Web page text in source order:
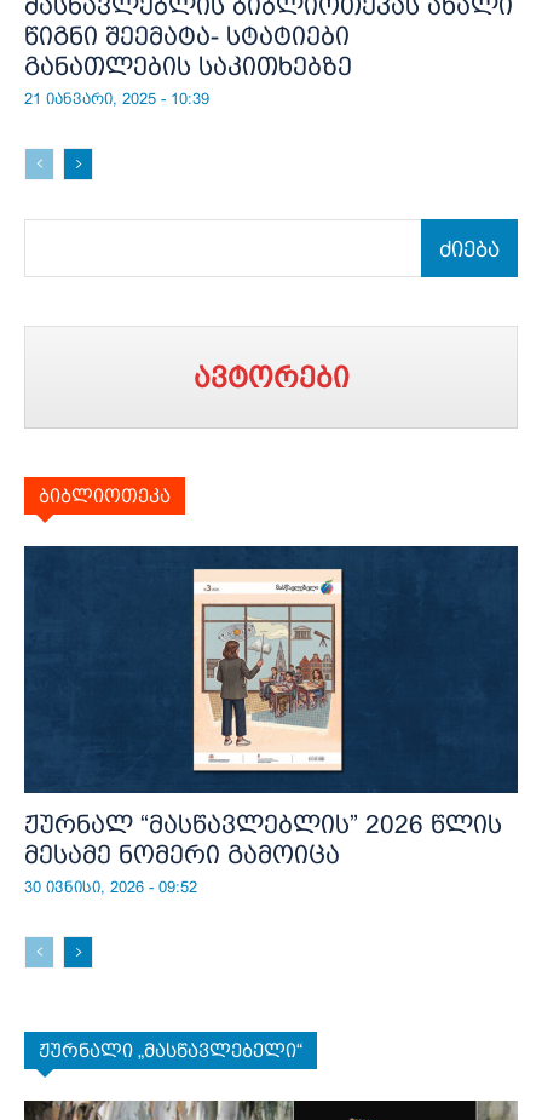
მასწავლებლის ბიბლიოთეკას ახალი
წიგნი შეემატა- სტატიები
განათლების საკითხებზე
21 იანვარი, 2025 - 10:39
ძიება
ავტორები
ბიბლიოთეკა
ჟურნალ “მასწავლებლის” 2026 წლის
მესამე ნომერი გამოიცა
30 ივნისი, 2026 - 09:52
ჟურნალი „მასწავლებელი“